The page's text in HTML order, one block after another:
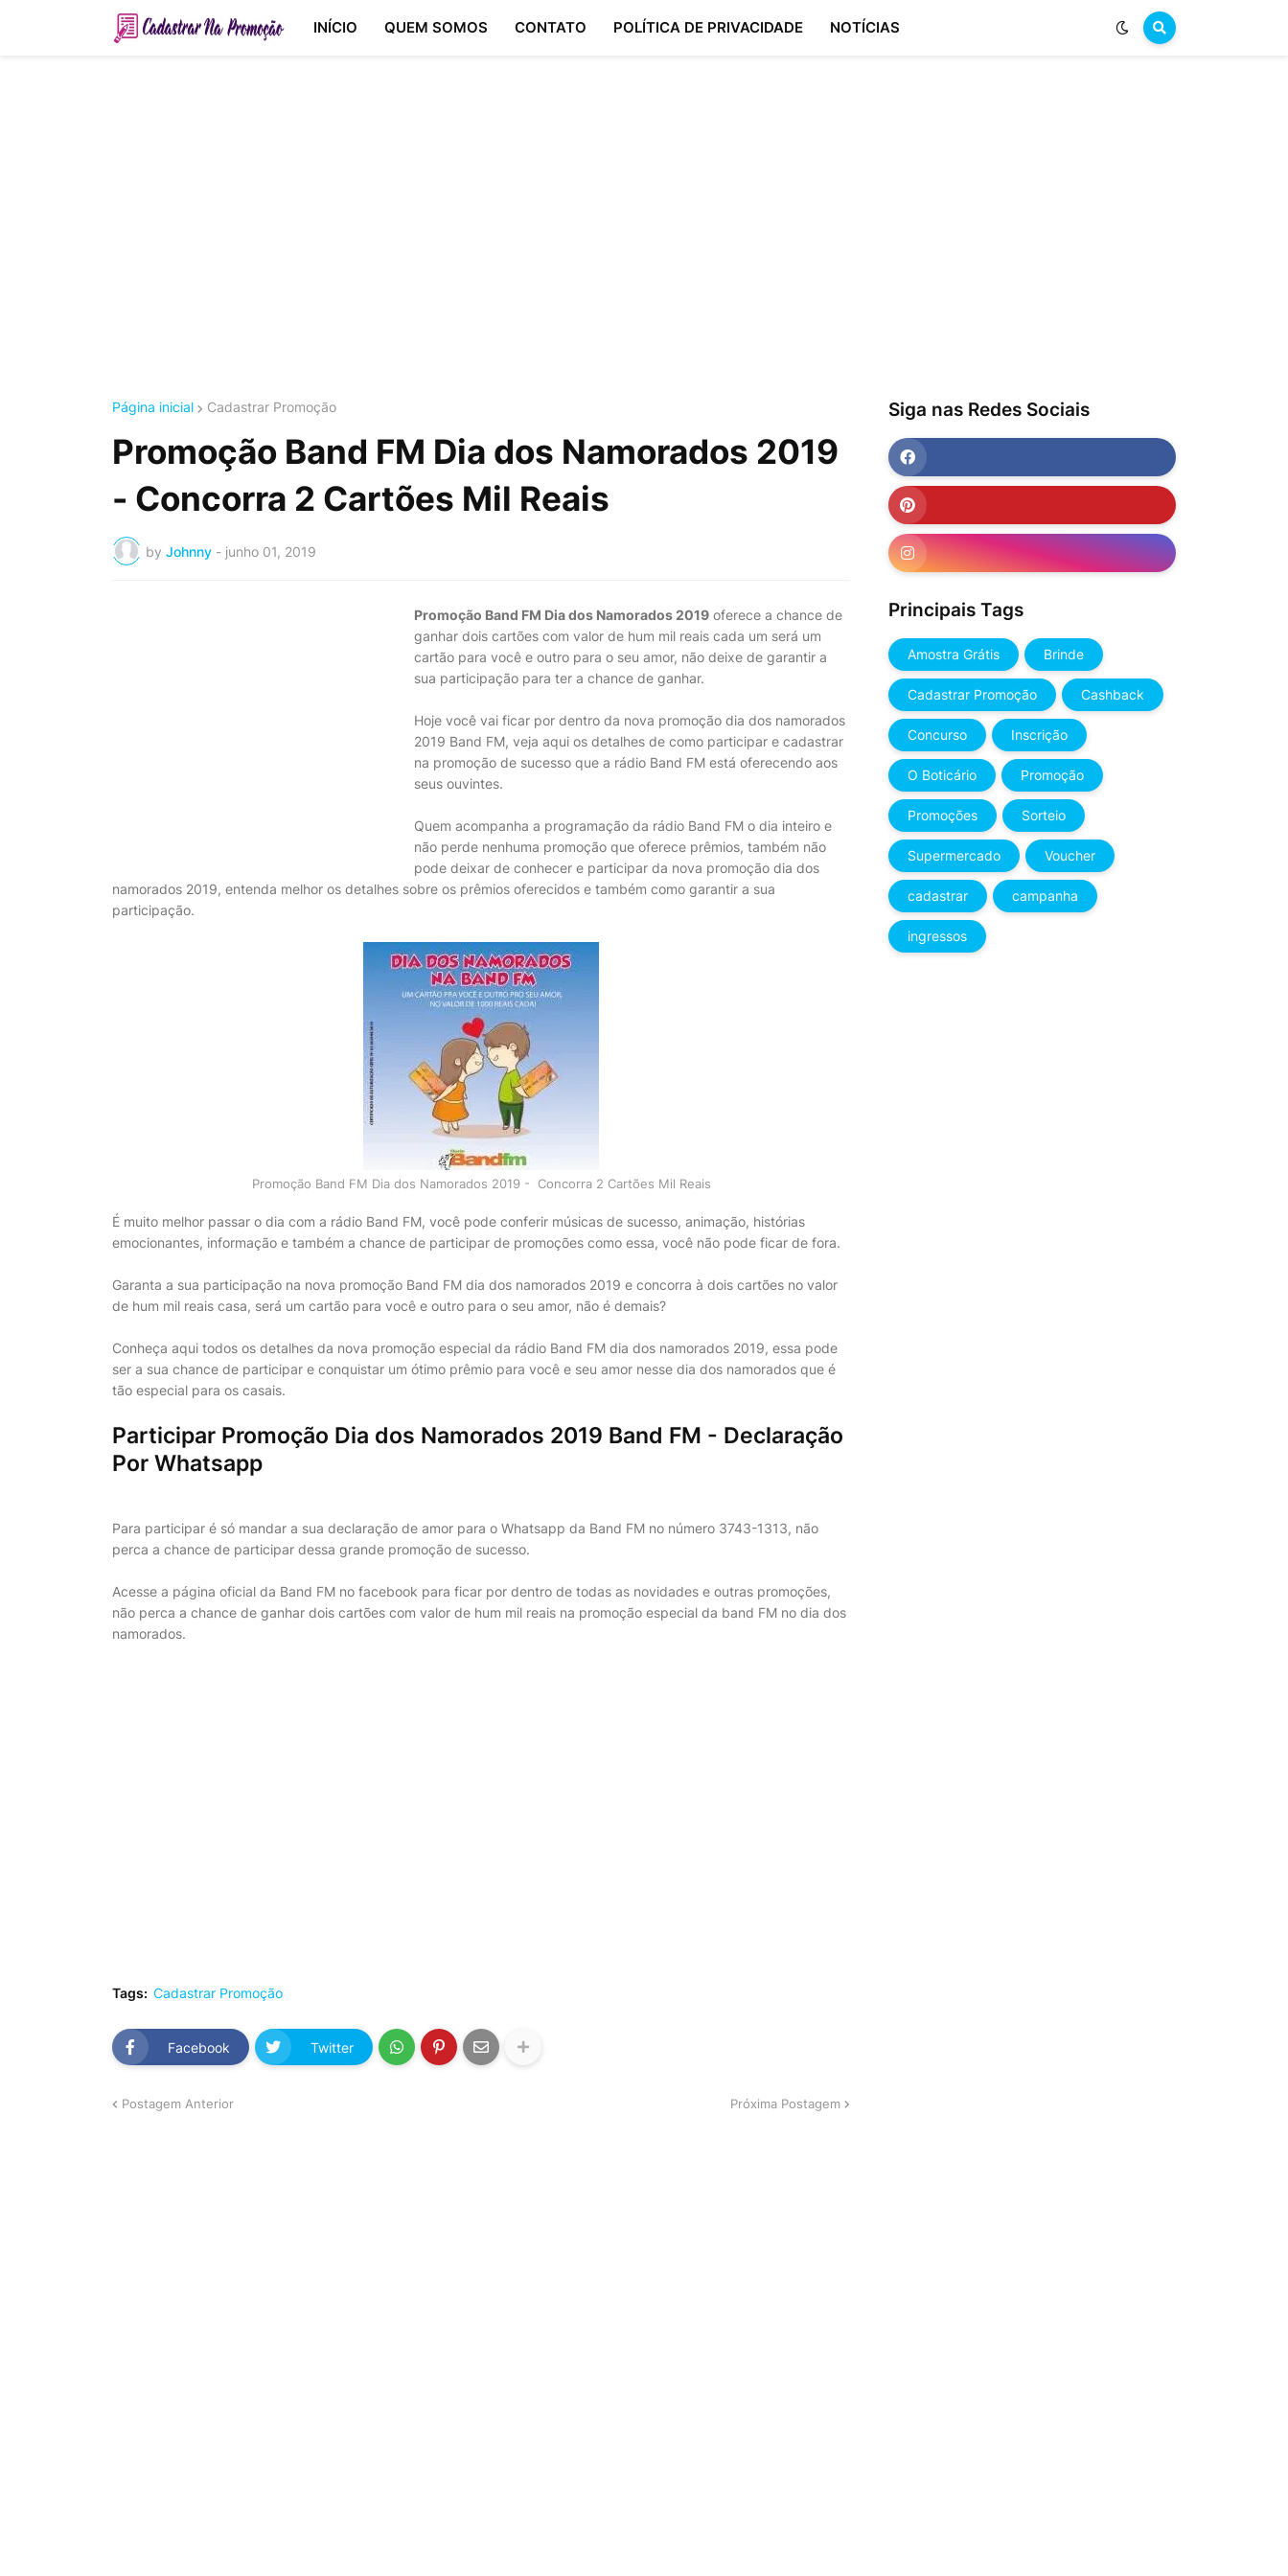
INÍCIO QUEM SOMOS CONTATO POLÍTICA DE PRIVACIDADE NOTÍCIAS
Página inicial Cadastrar Promoção
Promoção Band FM Dia dos Namorados 2019
- Concorra 2 Cartões Mil Reais
by Johnny - junho 01, 2019
Promoção Band FM Dia dos Namorados 2019 oferece a chance de
ganhar dois cartões com valor de hum mil reais cada um será um
cartão para você e outro para o seu amor, não deixe de garantir a
sua participação para ter a chance de ganhar.
Hoje você vai ficar por dentro da nova promoção dia dos namorados
2019 Band FM, veja aqui os detalhes de como participar e cadastrar
na promoção de sucesso que a rádio Band FM está oferecendo aos
seus ouvintes.
Quem acompanha a programação da rádio Band FM o dia inteiro e
não perde nenhuma promoção que oferece prêmios, também não
pode deixar de conhecer e participar da nova promoção dia dos
namorados 2019, entenda melhor os detalhes sobre os prêmios oferecidos e também como garantir a sua
participação.
Promoção Band FM Dia dos Namorados 2019 - Concorra 2 Cartões Mil Reais
É muito melhor passar o dia com a rádio Band FM, você pode conferir músicas de sucesso, animação, histórias
emocionantes, informação e também a chance de participar de promoções como essa, você não pode ficar de fora.
Garanta a sua participação na nova promoção Band FM dia dos namorados 2019 e concorra à dois cartões no valor
de hum mil reais casa, será um cartão para você e outro para o seu amor, não é demais?
Conheça aqui todos os detalhes da nova promoção especial da rádio Band FM dia dos namorados 2019, essa pode
ser a sua chance de participar e conquistar um ótimo prêmio para você e seu amor nesse dia dos namorados que é
tão especial para os casais.
Participar Promoção Dia dos Namorados 2019 Band FM - Declaração
Por Whatsapp
Para participar é só mandar a sua declaração de amor para o Whatsapp da Band FM no número 3743-1313, não
perca a chance de participar dessa grande promoção de sucesso.
Acesse a página oficial da Band FM no facebook para ficar por dentro de todas as novidades e outras promoções,
não perca a chance de ganhar dois cartões com valor de hum mil reais na promoção especial da band FM no dia dos
namorados.
Tags: Cadastrar Promoção
Facebook Twitter
Postagem Anterior Próxima Postagem
Siga nas Redes Sociais
Principais Tags
Amostra Grátis Brinde
Cadastrar Promoção Cashback
Concurso Inscrição
O Boticário Promoção
Promoções Sorteio
Supermercado Voucher
cadastrar campanha
ingressos